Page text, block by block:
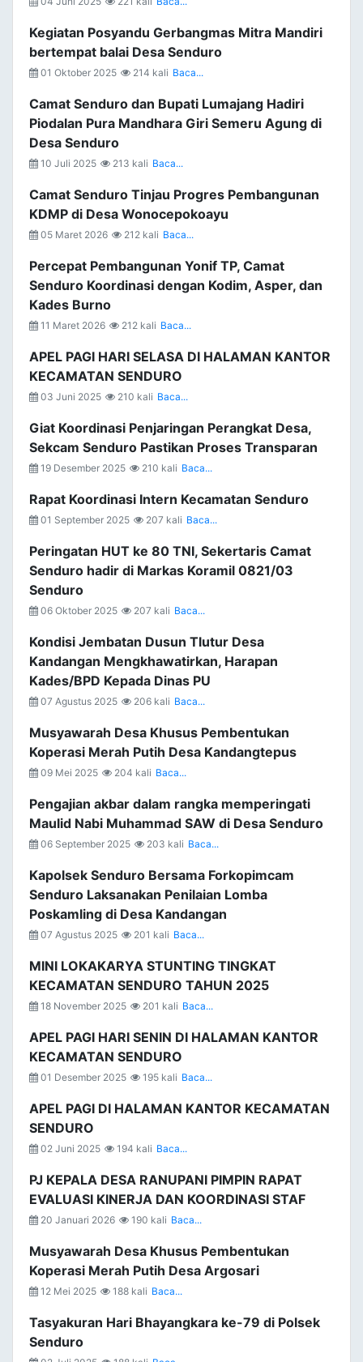
Kegiatan Posyandu Gerbangmas Mitra Mandiri
bertempat balai Desa Senduro
01 Oktober 2025 214 kali Baca...
Camat Senduro dan Bupati Lumajang Hadiri
Piodalan Pura Mandhara Giri Semeru Agung di
Desa Senduro
10 Juli 2025 213 kali Baca...
Camat Senduro Tinjau Progres Pembangunan
KDMP di Desa Wonocepokoayu
05 Maret 2026 212 kali Baca...
Percepat Pembangunan Yonif TP, Camat
Senduro Koordinasi dengan Kodim, Asper, dan
Kades Burno
11 Maret 2026 212 kali Baca...
APEL PAGI HARI SELASA DI HALAMAN KANTOR
KECAMATAN SENDURO
03 Juni 2025 210 kali Baca...
Giat Koordinasi Penjaringan Perangkat Desa,
Sekcam Senduro Pastikan Proses Transparan
19 Desember 2025 210 kali Baca...
Rapat Koordinasi Intern Kecamatan Senduro
01 September 2025 207 kali Baca...
Peringatan HUT ke 80 TNI, Sekertaris Camat
Senduro hadir di Markas Koramil 0821/03
Senduro
06 Oktober 2025 207 kali Baca...
Kondisi Jembatan Dusun Tlutur Desa
Kandangan Mengkhawatirkan, Harapan
Kades/BPD Kepada Dinas PU
07 Agustus 2025 206 kali Baca...
Musyawarah Desa Khusus Pembentukan
Koperasi Merah Putih Desa Kandangtepus
09 Mei 2025 204 kali Baca...
Pengajian akbar dalam rangka memperingati
Maulid Nabi Muhammad SAW di Desa Senduro
06 September 2025 203 kali Baca...
Kapolsek Senduro Bersama Forkopimcam
Senduro Laksanakan Penilaian Lomba
Poskamling di Desa Kandangan
07 Agustus 2025 201 kali Baca...
MINI LOKAKARYA STUNTING TINGKAT
KECAMATAN SENDURO TAHUN 2025
18 November 2025 201 kali Baca...
APEL PAGI HARI SENIN DI HALAMAN KANTOR
KECAMATAN SENDURO
01 Desember 2025 195 kali Baca...
APEL PAGI DI HALAMAN KANTOR KECAMATAN
SENDURO
02 Juni 2025 194 kali Baca...
PJ KEPALA DESA RANUPANI PIMPIN RAPAT
EVALUASI KINERJA DAN KOORDINASI STAF
20 Januari 2026 190 kali Baca...
Musyawarah Desa Khusus Pembentukan
Koperasi Merah Putih Desa Argosari
12 Mei 2025 188 kali Baca...
Tasyakuran Hari Bhayangkara ke-79 di Polsek
Senduro